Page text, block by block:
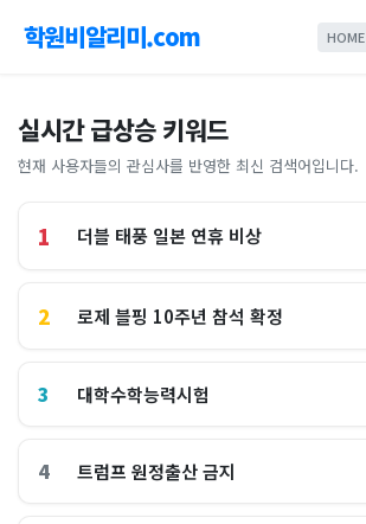
학원비알리미.com HOME
실시간 급상승 키워드
현재 사용자들의 관심사를 반영한 최신 검색어입니다.
1 더블 태풍 일본 연휴 비상
2 로제 블핑 10주년 참석 확정
3 대학수학능력시험
4 트럼프 원정출산 금지